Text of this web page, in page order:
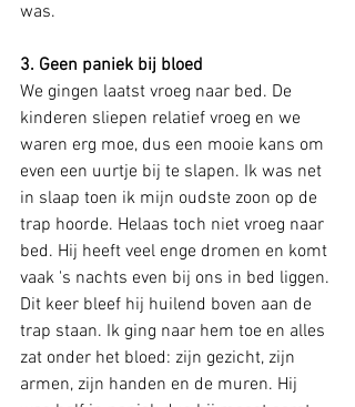
was.
3. Geen paniek bij bloed
We gingen laatst vroeg naar bed. De
kinderen sliepen relatief vroeg en we
waren erg moe, dus een mooie kans om
even een uurtje bij te slapen. Ik was net
in slaap toen ik mijn oudste zoon op de
trap hoorde. Helaas toch niet vroeg naar
bed. Hij heeft veel enge dromen en komt
vaak 's nachts even bij ons in bed liggen.
Dit keer bleef hij huilend boven aan de
trap staan. Ik ging naar hem toe en alles
zat onder het bloed: zijn gezicht, zijn
armen, zijn handen en de muren. Hij